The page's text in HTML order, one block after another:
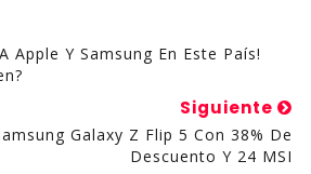
Apple Y Samsung En Este País!
Siguiente
Galaxy Z Flip 5 Con 38% De
Descuento Y 24 MSI